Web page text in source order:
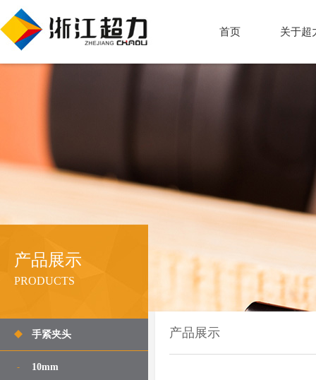
首页 关于超
产品展示
PRODUCTS
手紧夹头
10mm
产品展示